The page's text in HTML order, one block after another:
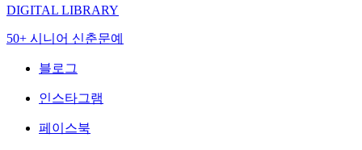
DIGITAL LIBRARY
50+ 시니어 신춘문예
블로그
인스타그램
페이스북